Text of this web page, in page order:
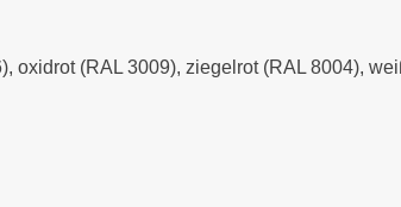
oxidrot (RAL 3009), ziegelrot (RAL 8004),